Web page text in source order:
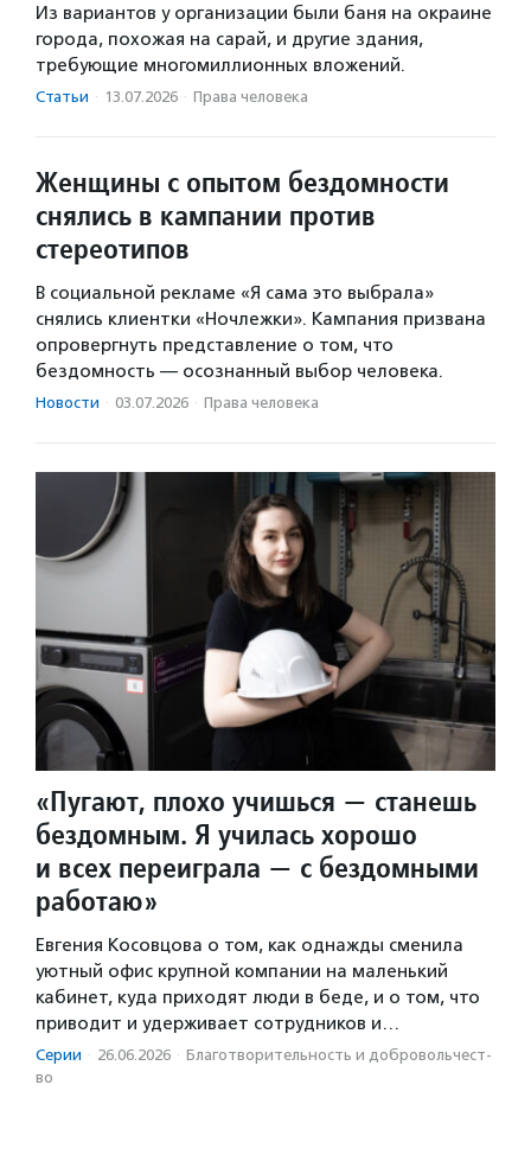
Из вариантов у организации были баня на окраине
города, похожая на сарай, и другие здания,
требующие многомиллионных вложений.
Статьи · 13.07.2026 · Права человека
Женщины с опытом бездомности
снялись в кампании против
стереотипов
В социальной рекламе «Я сама это выбрала»
снялись клиентки «Ночлежки». Кампания призвана
опровергнуть представление о том, что
бездомность — осознанный выбор человека.
Новости · 03.07.2026 · Права человека
«Пугают, плохо учишься — станешь
бездомным. Я училась хорошо
и всех переиграла — с бездомными
работаю»
Евгения Косовцова о том, как однажды сменила
уютный офис крупной компании на маленький
кабинет, куда приходят люди в беде, и о том, что
приводит и удерживает сотрудников и…
Серии · 26.06.2026 · Благотвори­тель­ность и доброволь­чест­
во